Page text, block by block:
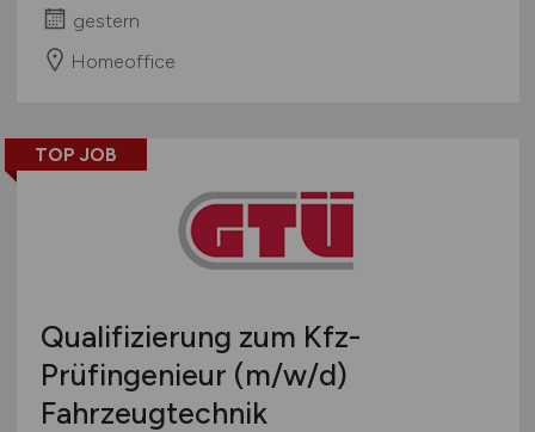
gestern
Homeoffice
TOP JOB
Qualifizierung zum Kfz-
Prüfingenieur (m/w/d)
Fahrzeugtechnik